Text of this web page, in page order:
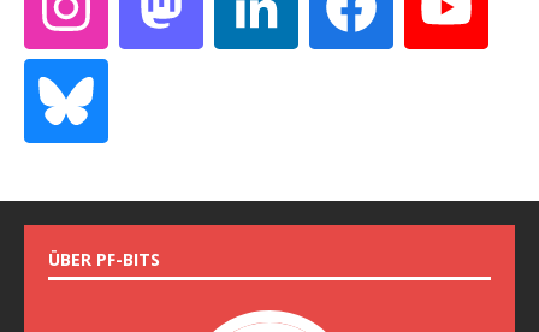
ÜBER PF-BITS